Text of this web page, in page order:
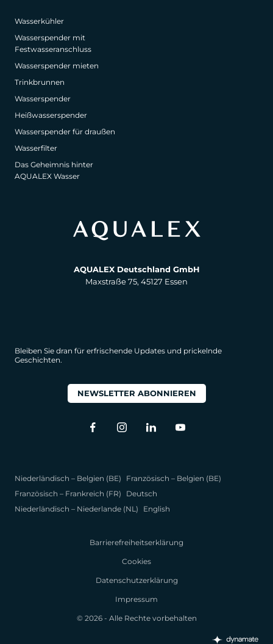
Wasserkühler
Wasserspender mit
Festwasseranschluss
Wasserspender mieten
Trinkbrunnen
Wasserspender
Heißwasserspender
Wasserspender für draußen
Wasserfilter
Das Geheimnis hinter
AQUALEX Wasser
AQUALEX Deutschland GmbH
Maxstraße 75, 45127 Essen
Bleiben Sie dran für erfrischende Updates und prickelnde
Geschichten.
NEWSLETTER ABONNIEREN
Niederländisch – Belgien (BE)
Französisch – Belgien (BE)
Französisch – Frankreich (FR)
Deutsch
Niederländisch – Niederlande (NL)
English
Barrierefreiheitserklärung
Cookies
Datenschutzerklärung
Impressum
© 2026 - Alle Rechte vorbehalten